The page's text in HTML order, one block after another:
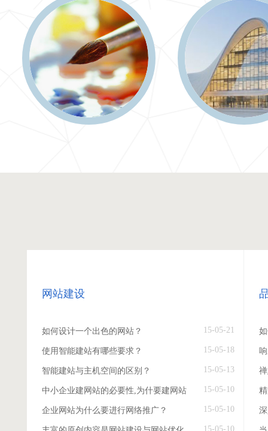
网站建设
如何设计一个出色的网站？ 15-05-21
使用智能建站有哪些要求？ 15-05-18
智能建站与主机空间的区别？ 15-05-13
中小企业建网站的必要性,为什要建网站 15-05-10
企业网站为什么要进行网络推广？ 15-05-10
15-05-10